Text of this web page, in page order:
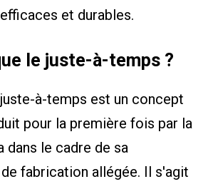
et durables.
le juste-à-temps ?
à-temps est un concept
pour la première fois par la
dans le cadre de sa
fabrication allégée. Il s'agit